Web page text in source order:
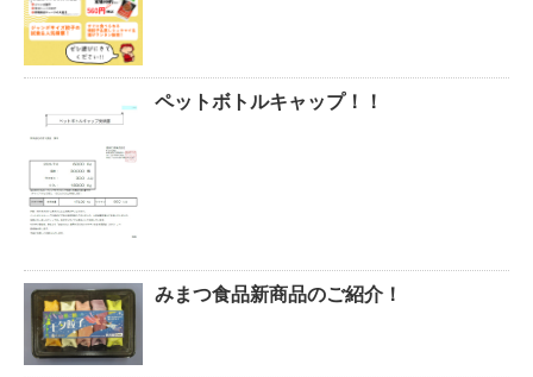
ペットボトルキャップ！！
みまつ食品新商品のご紹介！